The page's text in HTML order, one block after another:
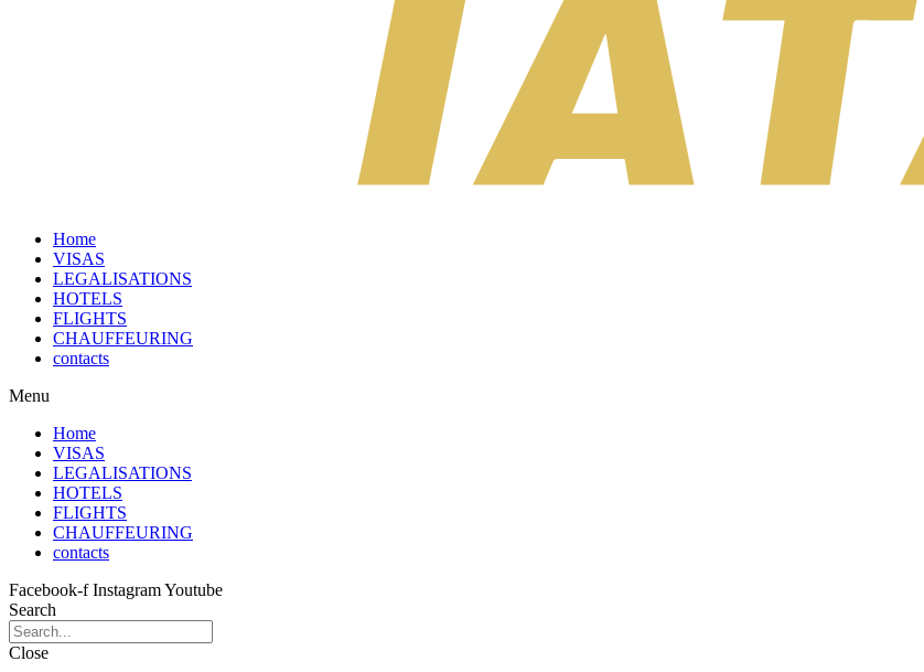
Home
VISAS
LEGALISATIONS
HOTELS
FLIGHTS
CHAUFFEURING
contacts
Menu
Home
VISAS
LEGALISATIONS
HOTELS
FLIGHTS
CHAUFFEURING
contacts
Facebook-f InstagramYoutube
Search
Close